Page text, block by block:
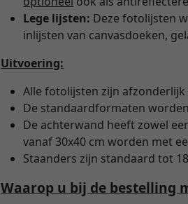
Lege lijsten: Deze fotolijsten
inlijsten van canvasdoeken,
Uitvoering:
Alle fotolijsten zijn
De standaardformaten
De achterwand heeft zowel
vanaf 30x40 cm worden met
Staanders zijn standaard tot
Waarop u bij de bestelling